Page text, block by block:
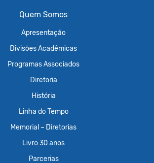
Quem Somos
Apresentação
Divisões Acadêmicas
Programas Associados
Diretoria
História
Linha do Tempo
Memorial – Diretorias
Livro 30 anos
Parcerias